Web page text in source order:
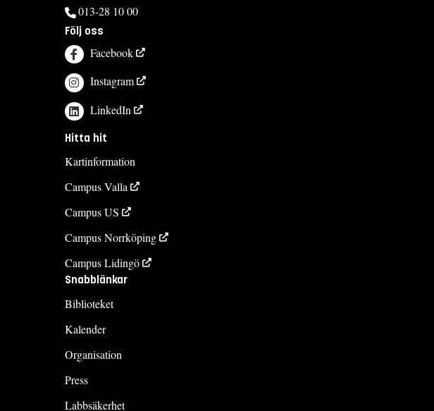
013-28 10 00
Följ oss
Facebook
Instagram
LinkedIn
Hitta hit
Kartinformation
Campus Valla
Campus US
Campus Norrköping
Campus Lidingö
Snabblänkar
Biblioteket
Kalender
Organisation
Press
Labbsäkerhet